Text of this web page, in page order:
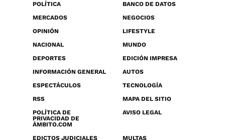
POLÍTICA
BANCO DE DATOS
MERCADOS
NEGOCIOS
OPINIÓN
LIFESTYLE
NACIONAL
MUNDO
DEPORTES
EDICIÓN IMPRESA
INFORMACIÓN GENERAL
AUTOS
ESPECTÁCULOS
TECNOLOGÍA
RSS
MAPA DEL SITIO
POLÍTICA DE
PRIVACIDAD DE
ÁMBITO.COM
AVISO LEGAL
EDICTOS JUDICIALES MULTAS